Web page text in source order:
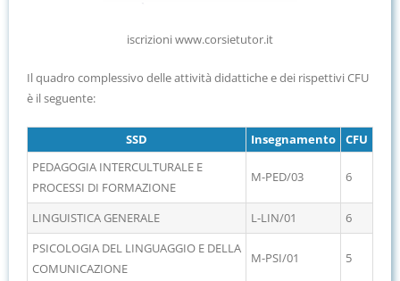
iscrizioni www.corsietutor.it
Il quadro complessivo delle attività didattiche e dei rispettivi CFU
è il seguente:
SSD Insegnamento
CFU
PEDAGOGIA INTERCULTURALE E
PROCESSI DI FORMAZIONE
M-PED/03 6
LINGUISTICA GENERALE L-LIN/01
6
PSICOLOGIA DEL LINGUAGGIO E DELLA
COMUNICAZIONE
M-PSI/01 5